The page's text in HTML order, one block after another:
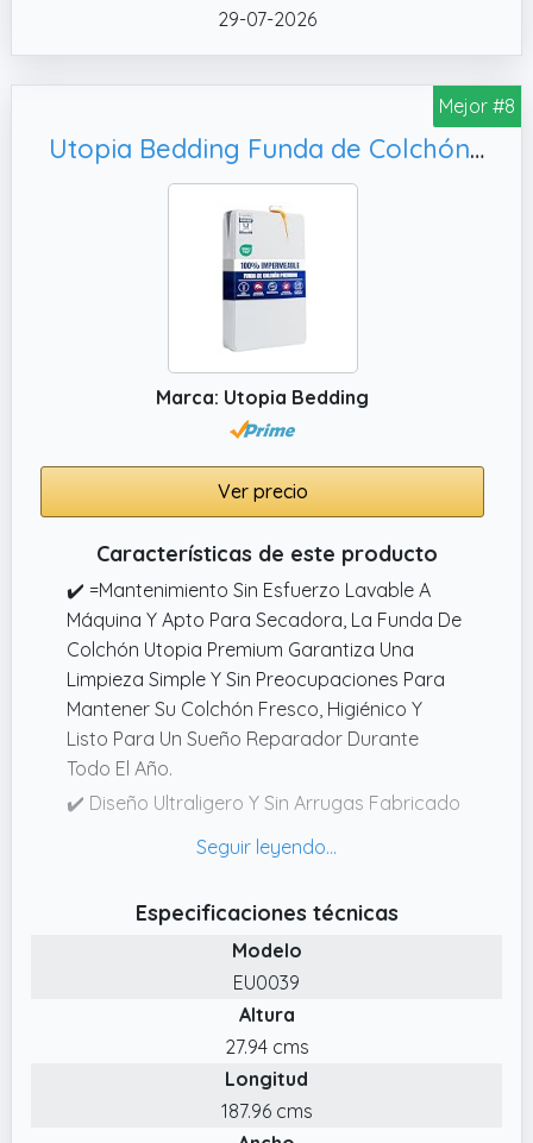
✔️ Superficie De Ropa Suave Y Confortable:
29-07-2026
Mejor #8
Utopia Bedding Funda de Colchón 135 x 190 x 30 cm Impermeable con Cremallera, Cubre Colchon
Marca: Utopia Bedding
Ver precio
Características de este producto
✔️ =Mantenimiento Sin Esfuerzo Lavable A
Máquina Y Apto Para Secadora, La Funda De
Colchón Utopia Premium Garantiza Una
Limpieza Simple Y Sin Preocupaciones Para
Mantener Su Colchón Fresco, Higiénico Y
Listo Para Un Sueño Reparador Durante
Todo El Año.
✔️ Diseño Ultraligero Y Sin Arrugas Fabricado
Funda Proporciona Una Superficie Lisa Y Sin
El Volumen, Garantizando Un Descanso
Nocturno Ininterrumpido.
✔️ OEKOTEX Standard 100 Probado
Dermatológicamente, Esta Funda Ofrece
Una Solución Libre De Productos Químicos,
Garantizando Un Entorno De Sueño Seguro Y
Especificaciones técnicas
Modelo
EU0039
Altura
27.94 cms
Longitud
187.96 cms